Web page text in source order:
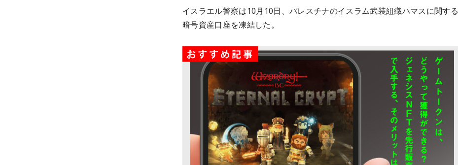
イスラエル警察は10月10日、パレスチナのイスラム武装組織ハマスに関する
暗号資産口座を凍結した。